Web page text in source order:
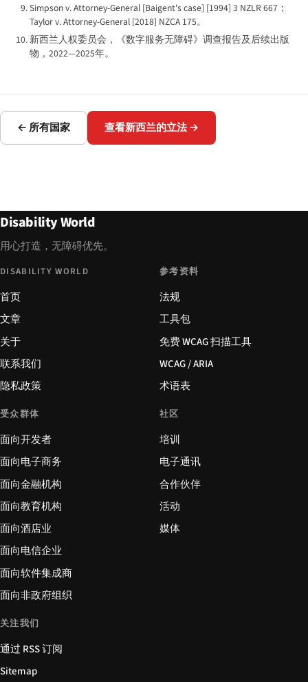
Simpson v. Attorney-General [Baigent's case] [1994] 3 NZLR 667；
Taylor v. Attorney-General [2018] NZCA 175。
新西兰人权委员会，《数字服务无障碍》调查报告及后续出版
物，2022—2025年。
← 所有国家 查看新西兰的立法 →
Disability World
用心打造，无障碍优先。
DISABILITY WORLD
首页
文章
关于
联系我们
隐私政策
参考资料
法规
工具包
免费 WCAG 扫描工具
WCAG / ARIA
术语表
受众群体
面向开发者
面向电子商务
面向金融机构
面向教育机构
面向酒店业
面向电信企业
面向软件集成商
面向非政府组织
社区
培训
电子通讯
合作伙伴
活动
媒体
关注我们
通过 RSS 订阅
Sitemap